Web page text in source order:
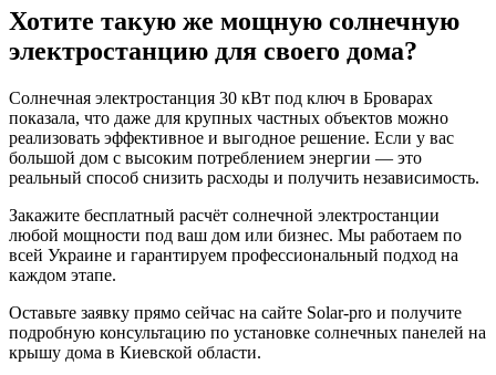
Хотите такую же мощную солнечную
электростанцию для своего дома?
Солнечная электростанция 30 кВт под ключ в Броварах
показала, что даже для крупных частных объектов можно
реализовать эффективное и выгодное решение. Если у вас
большой дом с высоким потреблением энергии — это
реальный способ снизить расходы и получить независимость.
Закажите бесплатный расчёт солнечной электростанции
любой мощности под ваш дом или бизнес. Мы работаем по
всей Украине и гарантируем профессиональный подход на
каждом этапе.
Оставьте заявку прямо сейчас на сайте Solar-pro и получите
подробную консультацию по установке солнечных панелей на
крышу дома в Киевской области.